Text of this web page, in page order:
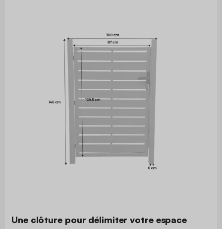
Une clôture pour délimiter votre espace